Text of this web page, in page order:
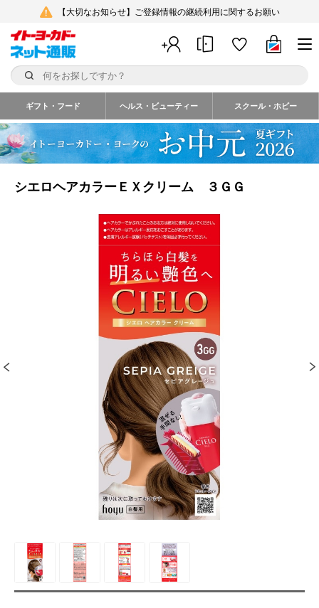
【大切なお知らせ】ご登録情報の継続利用に関するお願い
ギフト・フード ヘルス・ビューティー スクール・ホビー
シエロヘアカラーＥＸクリーム ３ＧＧ